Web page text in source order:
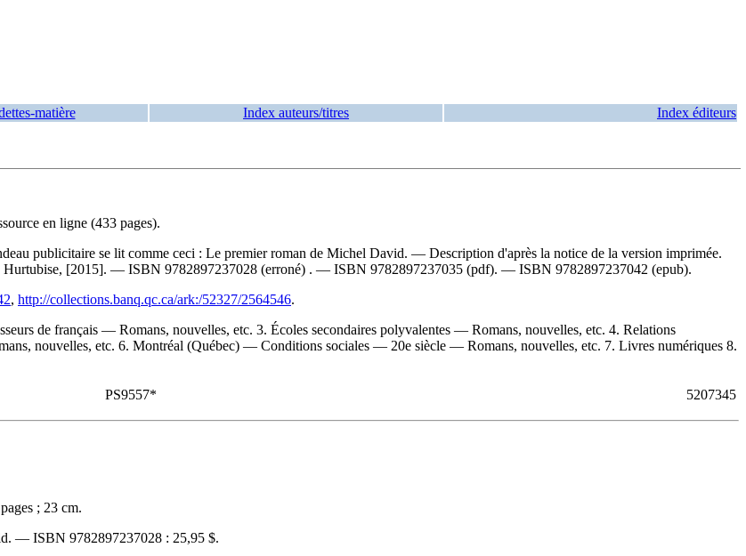
matière Index auteurs/titres Index éditeurs
en ligne (433 pages).
publicitaire se lit comme ceci : Le premier roman de Michel David. — Description d'après la notice de la version imprimée.
Hurtubise, [2015]. — ISBN 9782897237028 (erroné) . — ISBN 9782897237035 (pdf). — ISBN 9782897237042 (epub).
, http://collections.banq.qc.ca/ark:/52327/2564546.
de français — Romans, nouvelles, etc. 3. Écoles secondaires polyvalentes — Romans, nouvelles, etc. 4. Relations
nouvelles, etc. 6. Montréal (Québec) — Conditions sociales — 20e siècle — Romans, nouvelles, etc. 7. Livres numériques 8.
PS9557* 5207345
; 23 cm.
— ISBN 9782897237028 : 25,95 $.